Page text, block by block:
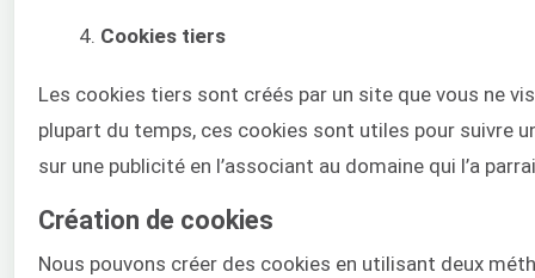
Cookies tiers
Les cookies tiers sont créés par un site que vous ne
plupart du temps, ces cookies sont utiles pour suivre
sur une publicité en l’associant au domaine qui l’a
Création de cookies
Nous pouvons créer des cookies en utilisant deux